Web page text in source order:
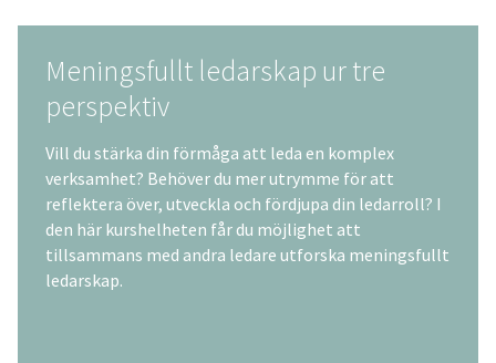
Meningsfullt ledarskap ur tre
perspektiv
Vill du stärka din förmåga att leda en komplex
verksamhet? Behöver du mer utrymme för att
reflektera över, utveckla och fördjupa din ledarroll? I
den här kurshelheten får du möjlighet att
tillsammans med andra ledare utforska meningsfullt
ledarskap.